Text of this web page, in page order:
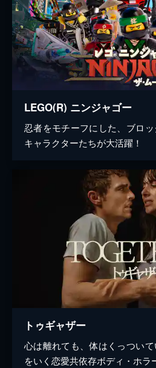
LEGO(R) ニンジャゴー
忍者をモチーフにした、ブロ
キャラクターたちが大活躍！
トゥギャザー
心は離れても、体はくっつい
をいく恋愛共依存ボディ・ホラ